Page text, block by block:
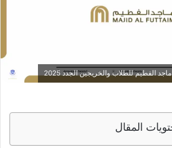
الفطيم للطلاب والخريجين الجدد 2025
المقال